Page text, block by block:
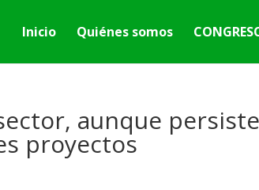
Inicio Quiénes somos
aunque
proyectos